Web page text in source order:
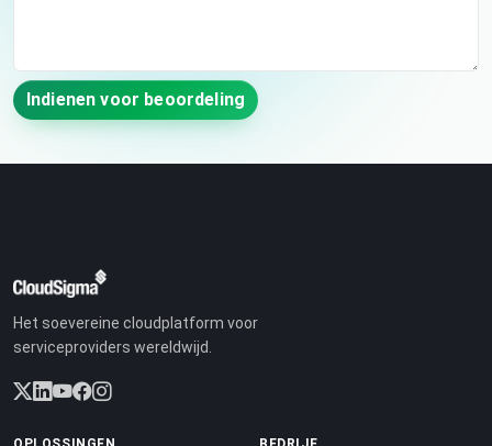
Indienen voor beoordeling
Het soevereine cloudplatform voor
serviceproviders wereldwijd.